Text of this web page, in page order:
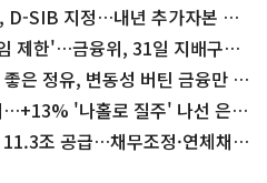
D-SIB 지정…내년 추가자본 적
제한'…금융위, 31일 지배구조
은 정유, 변동성 버틴 금융만 살
'나홀로 질주' 나선 은행
조 공급…채무조정·연체채